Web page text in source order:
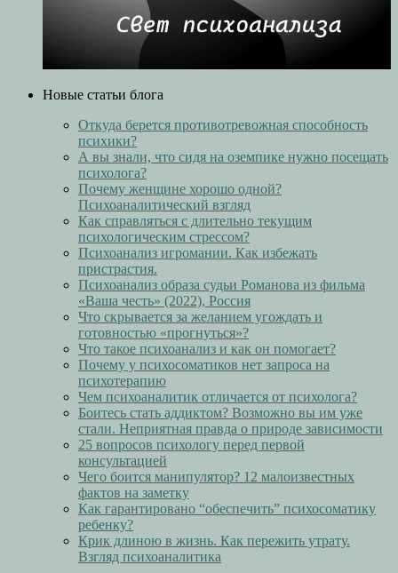
Новые статьи блога
Откуда берется противотревожная способность
психики?
А вы знали, что сидя на оземпике нужно посещать
психолога?
Почему женщине хорошо одной?
Психоаналитический взгляд
Как справляться с длительно текущим
психологическим стрессом?
Психоанализ игромании. Как избежать
пристрастия.
Психоанализ образа судьи Романова из фильма
«Ваша честь» (2022), Россия
Что скрывается за желанием угождать и
готовностью «прогнуться»?
Что такое психоанализ и как он помогает?
Почему у психосоматиков нет запроса на
психотерапию
Чем психоаналитик отличается от психолога?
Боитесь стать аддиктом? Возможно вы им уже
стали. Неприятная правда о природе зависимости
25 вопросов психологу перед первой
консультацией
Чего боится манипулятор? 12 малоизвестных
фактов на заметку
Как гарантировано “обеспечить” психосоматику
ребенку?
Крик длиною в жизнь. Как пережить утрату.
Взгляд психоаналитика